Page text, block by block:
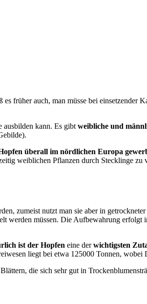
es früher auch, man müsse bei einsetzender
ausbilden kann. Es gibt weibliche und
überall im nördlichen Europa
weiblichen Pflanzen durch Stecklinge zu
zumeist nutzt man sie aber in
werden müssen. Die Aufbewahrung erfolgt
ist der Hopfen eine derwichtigsten
liegt bei etwa 125000 Tonnen, wobei
die sich sehr gut in